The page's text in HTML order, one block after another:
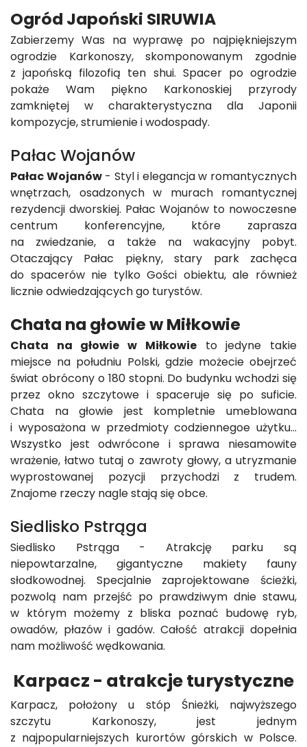
Ogród Japoński SIRUWIA
Zabierzemy Was na wyprawę po najpiękniejszym
ogrodzie Karkonoszy, skomponowanym zgodnie
z japońską filozofią ten shui. Spacer po ogrodzie
pokaże Wam piękno Karkonoskiej przyrody
zamkniętej w charakterystyczna dla Japonii
kompozycje, strumienie i wodospady.
Pałac Wojanów
Pałac Wojanów- Styl i elegancja w romantycznych
wnętrzach, osadzonych w murach romantycznej
rezydencji dworskiej. Pałac Wojanów to nowoczesne
centrum konferencyjne, które zaprasza
na zwiedzanie, a także na wakacyjny pobyt.
Otaczający Pałac piękny, stary park zachęca
do spacerów nie tylko Gości obiektu, ale również
licznie odwiedzających go turystów.
Chata na głowie w Miłkowie
Chata na głowie w Miłkowieto jedyne takie
miejsce na południu Polski, gdzie możecie obejrzeć
świat obrócony o 180 stopni. Do budynku wchodzi się
przez okno szczytowe i spaceruje się po suficie.
Chata na głowie jest kompletnie umeblowana
i wyposażona w przedmioty codziennegoe użytku...
Wszystko jest odwrócone i sprawa niesamowite
wrażenie, łatwo tutaj o zawroty głowy, a utryzmanie
wyprostowanej pozycji przychodzi z trudem.
Znajome rzeczy nagle stają się obce.
Siedlisko Pstrąga
Siedlisko Pstrąga - Atrakcję parku są
niepowtarzalne, gigantyczne makiety fauny
słodkowodnej. Specjalnie zaprojektowane ścieżki,
pozwolą nam przejść po prawdziwym dnie stawu,
w którym możemy z bliska poznać budowę ryb,
owadów, płazów i gadów. Całość atrakcji dopełnia
nam możliwość wędkowania.
Karpacz - atrakcje turystyczne
Karpacz, położony u stóp Śnieżki, najwyższego
szczytu Karkonoszy, jest jednym
z najpopularniejszych kurortów górskich w Polsce.